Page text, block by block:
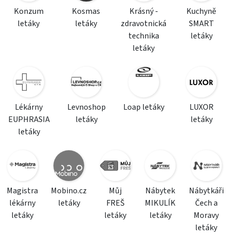
Konzum
letáky
Kosmas
letáky
Krásný -
zdravotnická
technika
letáky
Kuchyně
SMART
letáky
Lékárny
EUPHRASIA
letáky
Levnoshop
letáky
Loap letáky
LUXOR
letáky
Magistra
lékárny
letáky
Mobino.cz
letáky
Můj
FREŠ
letáky
Nábytek
MIKULÍK
letáky
Nábytkáři
Čech a
Moravy
letáky